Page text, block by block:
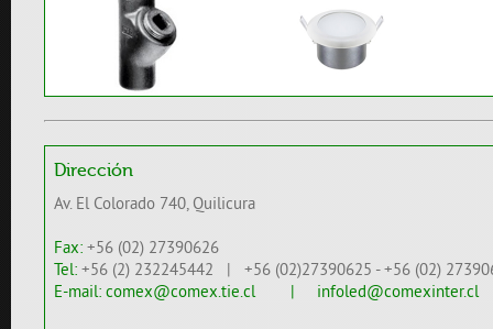
Dirección
Av. El Colorado 740, Quilicura
Fax: +56 (02) 27390626
Tel: +56 (2) 232245442 | +56 (02)27390625 - +56 (02)
E-mail: comex@comex.tie.cl | infoled@comexinter.cl